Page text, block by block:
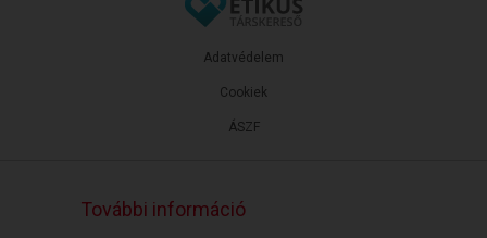
ÁSZF
Adatvédelem
Cookiek
További információ